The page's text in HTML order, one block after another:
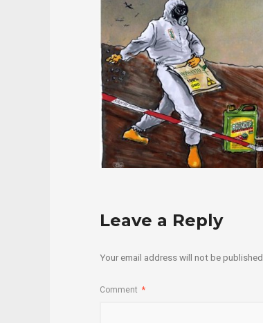
Leave a Reply
Your email address will not be published.
Comment *